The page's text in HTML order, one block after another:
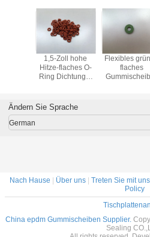
1,5-Zoll hohe
Hitze-flaches O-
Ring Dichtungs-
Ufer
Flexibles
flaches
Ändern Sie Sprache
German
Nach Hause | Über uns | Treten Sie mit
Policy
China epdm Gummischeiben Supplier.
Sealing